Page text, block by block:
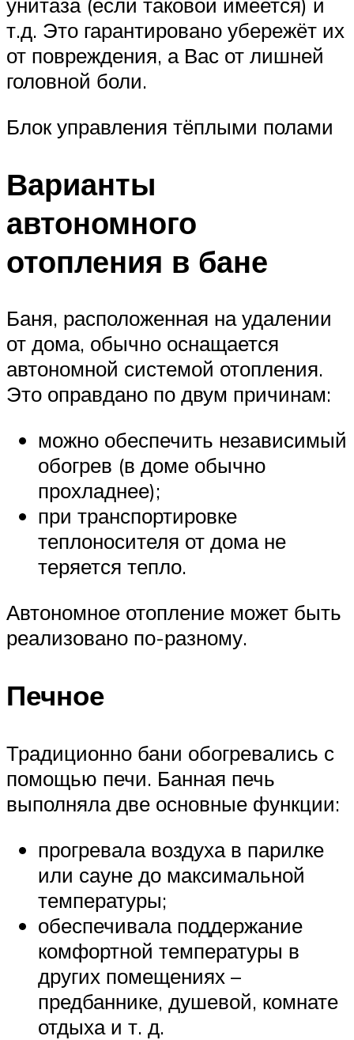
т.д. Это гарантировано убережёт их
от повреждения, а Вас от лишней
головной боли.
Блок управления тёплыми полами
Варианты
автономного
отопления в бане
Баня, расположенная на удалении
от дома, обычно оснащается
автономной системой отопления.
Это оправдано по двум причинам:
можно обеспечить независимый
обогрев (в доме обычно
прохладнее);
при транспортировке
теплоносителя от дома не
теряется тепло.
Автономное отопление может быть
реализовано по-разному.
Печное
Традиционно бани обогревались с
помощью печи. Банная печь
выполняла две основные функции:
прогревала воздуха в парилке
или сауне до максимальной
температуры;
обеспечивала поддержание
комфортной температуры в
других помещениях –
предбаннике, душевой, комнате
отдыха и т. д.